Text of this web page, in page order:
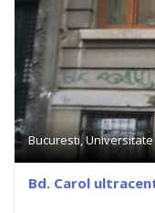
Bucuresti, Universitate
Bd. Carol